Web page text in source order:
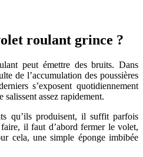
roulant grince ?
peut émettre des bruits. Dans
de l’accumulation des poussières
s’exposent quotidiennement
salissent assez rapidement.
qu’ils produisent, il suffit parfois
il faut d’abord fermer le volet,
cela, une simple éponge imbibée